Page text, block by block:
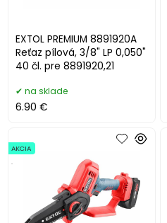
EXTOL PREMIUM 8891920A
Reťaz pílová, 3/8" LP 0,050"
40 čl. pre 8891920,21
na sklade
6.90 €
AKCIA
.